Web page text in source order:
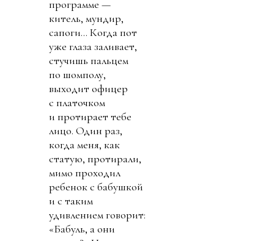
программе —
китель, мундир,
сапоги... Когда пот
уже глаза заливает,
стучишь пальцем
по шомполу,
выходит офицер
с платочком
и протирает тебе
лицо. Один раз,
когда меня, как
статую, протирали,
мимо проходил
ребенок с бабушкой
и с таким
удивлением говорит:
«Бабуль, а они